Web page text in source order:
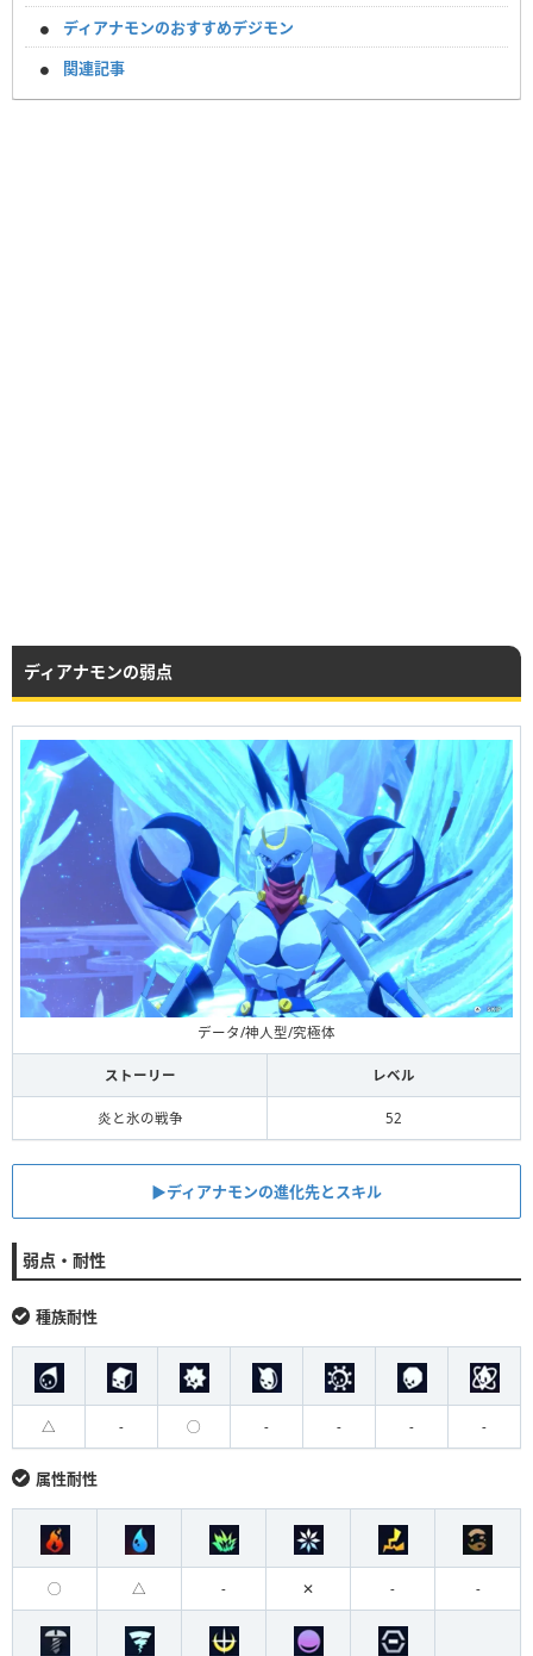
ディアナモンのおすすめデジモン
関連記事
ディアナモンの弱点
データ/神人型/究極体
ストーリー レベル
炎と氷の戦争 52
▶︎ディアナモンの進化先とスキル
弱点・耐性
種族耐性
△ - ◯ - - - -
属性耐性
◯ △ - ✕ - -